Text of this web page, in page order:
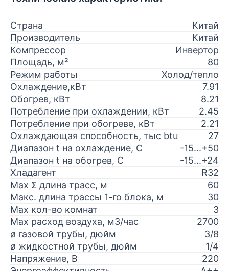
Страна
Китай
Производитель
Китай
Компрессор
Инвертор
Площадь, м²
80
Режим работы
Холод/тепло
Охлаждение,кВт
7.91
Обогрев, кВт
8.21
Потребление при охлаждении, кВт
2.45
Потребление при обогреве, кВт
2.21
Охлаждающая способность, тыс btu
27
Диапазон t на охлаждение, С
-15...+50
Диапазон t на обогрев, С
-15...+24
Хладагент
R32
Max Σ длина трасс, м
60
Макс. длина трассы 1-го блока, м
30
Max кол-во комнат
3
Max расход воздуха, м3/час
2700
ø газовой трубы, дюйм
3/8
ø жидкостной трубы, дюйм
1/4
Напряжение, В
220